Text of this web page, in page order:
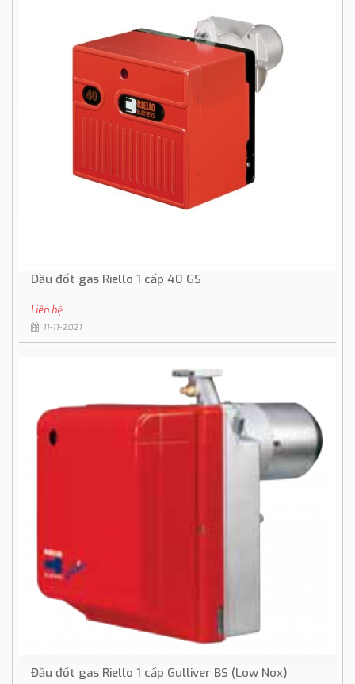
Đầu đốt gas Riello 1 cấp 40 GS
Liên hệ
11-11-2021
Đầu đốt gas Riello 1 cấp Gulliver BS (Low Nox)